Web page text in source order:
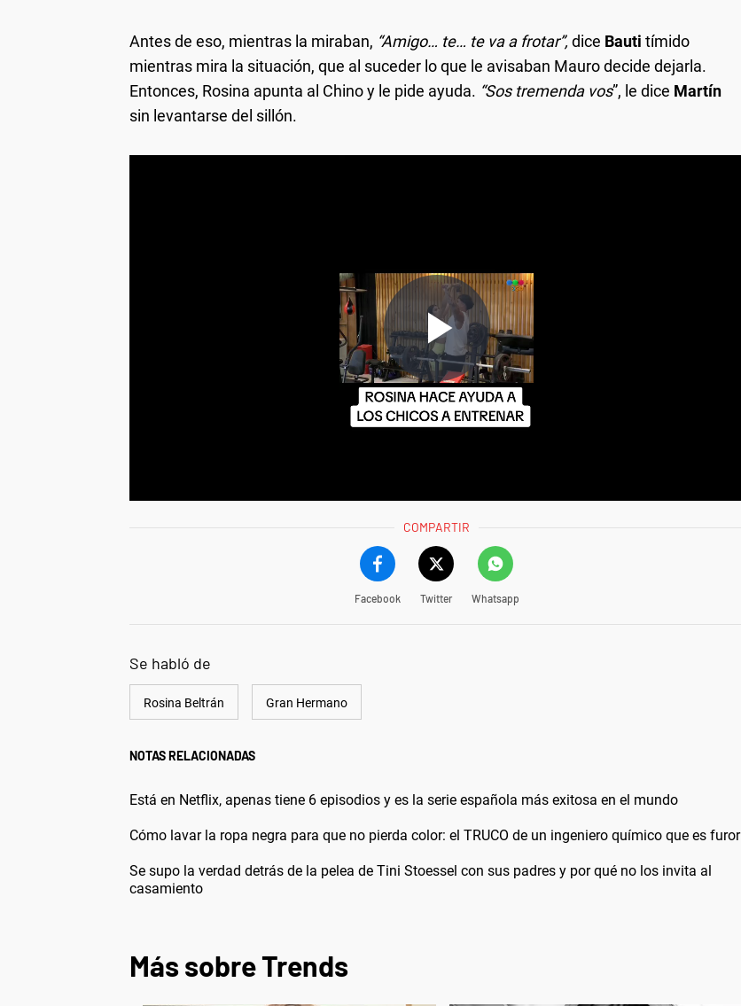
Antes de eso, mientras la miraban, “Amigo… te… te va a frotar”, dice Bauti tímido
mientras mira la situación, que al suceder lo que le avisaban Mauro decide dejarla.
Entonces, Rosina apunta al Chino y le pide ayuda. “Sos tremenda vos”, le dice Martín
sin levantarse del sillón.
COMPARTIR
Facebook Twitter Whatsapp
Se habló de
Rosina Beltrán Gran Hermano
NOTAS RELACIONADAS
Está en Netflix, apenas tiene 6 episodios y es la serie española más exitosa en el mundo
Cómo lavar la ropa negra para que no pierda color: el TRUCO de un ingeniero químico que es furor
Se supo la verdad detrás de la pelea de Tini Stoessel con sus padres y por qué no los invita al
casamiento
Más sobre Trends